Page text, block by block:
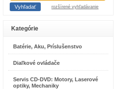
rozšírené vyhľadávanie
Kategórie
Batérie, Aku, Príslušenstvo
Diaľkové ovládače
Servis CD-DVD: Motory, Laserové
optiky, Mechaniky